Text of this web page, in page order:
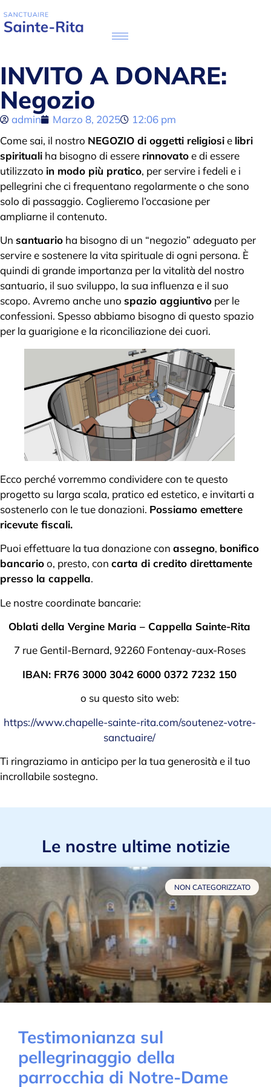
INVITO A DONARE:
Negozio
admin Marzo 8, 2025
12:06 pm
Come sai, il nostro NEGOZIO di oggetti religiosie libri
spirituali ha bisogno di essere rinnovatoe di essere
utilizzato in modo più pratico, per servire i fedeli e i
pellegrini che ci frequentano regolarmente o che sono
solo di passaggio. Coglieremo l’occasione per
ampliarne il contenuto.
Un santuario ha bisogno di un “negozio” adeguato per
servire e sostenere la vita spirituale di ogni persona. È
quindi di grande importanza per la vitalità del nostro
santuario, il suo sviluppo, la sua influenza e il suo
scopo. Avremo anche uno spazio aggiuntivo per le
confessioni. Spesso abbiamo bisogno di questo spazio
per la guarigione e la riconciliazione dei cuori.
Ecco perché vorremmo condividere con te questo
progetto su larga scala, pratico ed estetico, e invitarti a
sostenerlo con le tue donazioni. Possiamo emettere
ricevute fiscali.
Puoi effettuare la tua donazione con assegno, bonifico
bancarioo, presto, con carta di credito direttamente
presso la cappella.
Le nostre coordinate bancarie:
Oblati della Vergine Maria – Cappella Sainte-Rita
7 rue Gentil-Bernard, 92260 Fontenay-aux-Roses
IBAN: FR76 3000 3042 6000 0372 7232 150
o su questo sito web:
https://www.chapelle-sainte-rita.com/soutenez-votre-
sanctuaire/
Ti ringraziamo in anticipo per la tua generosità e il tuo
incrollabile sostegno.
Le nostre ultime notizie
NON CATEGORIZZATO
Testimonianza sul
pellegrinaggio della
parrocchia di Notre-Dame